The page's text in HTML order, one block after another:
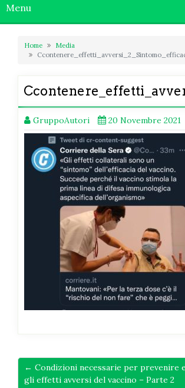
Menu
Home
Media
GruppoAutori 20 Novembre 2021
← Condizioni necessarie per prevenire
gli effetti avversi del vaccino – Parte 2